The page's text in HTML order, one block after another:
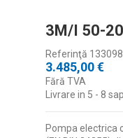
3M/I 50-
Referinţă
3.485,00 €
Fără TVA
Livrare in 5 - 8
Pompa electrica